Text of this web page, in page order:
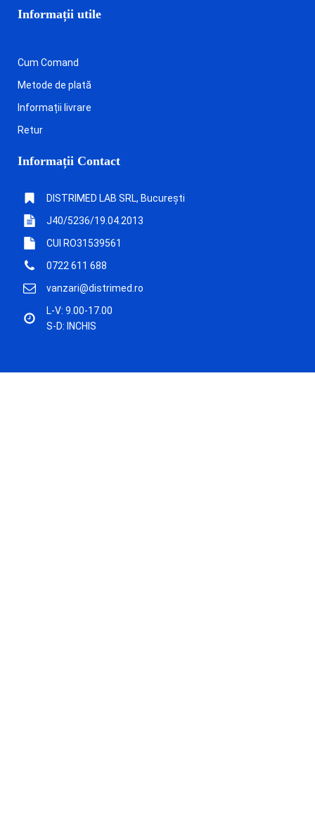
Informații utile
Cum Comand
Metode de plată
Informații livrare
Retur
Informații Contact
DISTRIMED LAB SRL, București
J40/5236/19.04.2013
CUI RO31539561
0722 611 688
vanzari@distrimed.ro
L-V: 9.00-17.00
S-D: INCHIS